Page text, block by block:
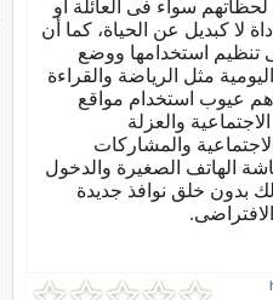
سواء فى العائلة أو
لا كبديل عن الحياة، كما أن
تنظيم استخدامها ووضع
مثل الرياضة والقراءة
عيوب استخدام مواقع
والعزلة
الاجتماعية والمشاركات
الهاتف الصغيرة والدخول
بدون خلق نوافذ جديدة